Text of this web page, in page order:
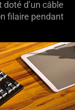
d’un câble
filaire pendant